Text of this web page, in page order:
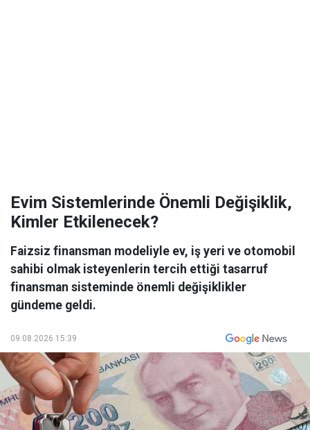
Evim Sistemlerinde Önemli Değişiklik,
Kimler Etkilenecek?
Faizsiz finansman modeliyle ev, iş yeri ve otomobil
sahibi olmak isteyenlerin tercih ettiği tasarruf
finansman sisteminde önemli değişiklikler
gündeme geldi.
09.08.2026 15:39